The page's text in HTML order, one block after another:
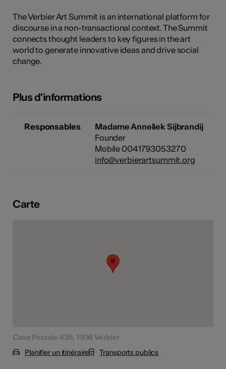
The Verbier Art Summit is an international platform for
discourse in a non-transactional context. The Summit
connects thought leaders to key figures in the art
world to generate innovative ideas and drive social
change.
Plus d'informations
Responsables
Madame Anneliek Sijbrandij
Founder
Mobile 0041793053270
info@verbierartsummit.org
Carte
Case Postale 435, 1936 Verbier
Planifier un itinéraire
Transports publics